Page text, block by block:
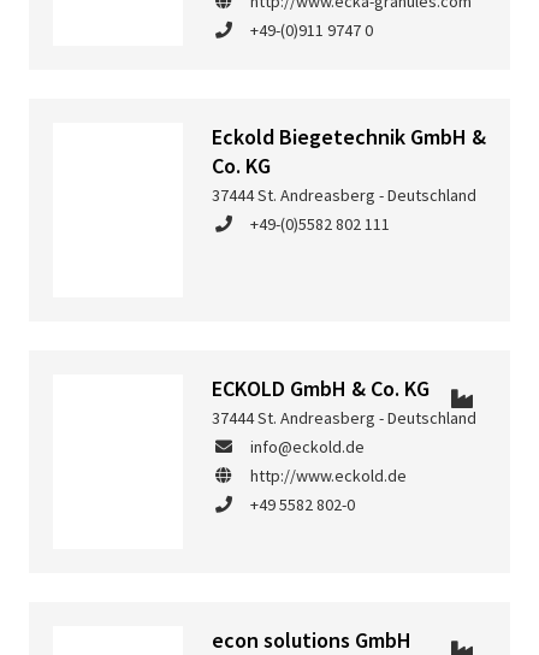
+49-(0)911 9747 0
Eckold Biegetechnik GmbH &
Co. KG
37444 St. Andreasberg - Deutschland
+49-(0)5582 802 111
ECKOLD GmbH & Co. KG
37444 St. Andreasberg - Deutschland
info@eckold.de
http://www.eckold.de
+49 5582 802-0
econ solutions GmbH